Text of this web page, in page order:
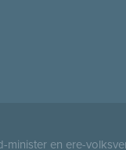
minister en ere-